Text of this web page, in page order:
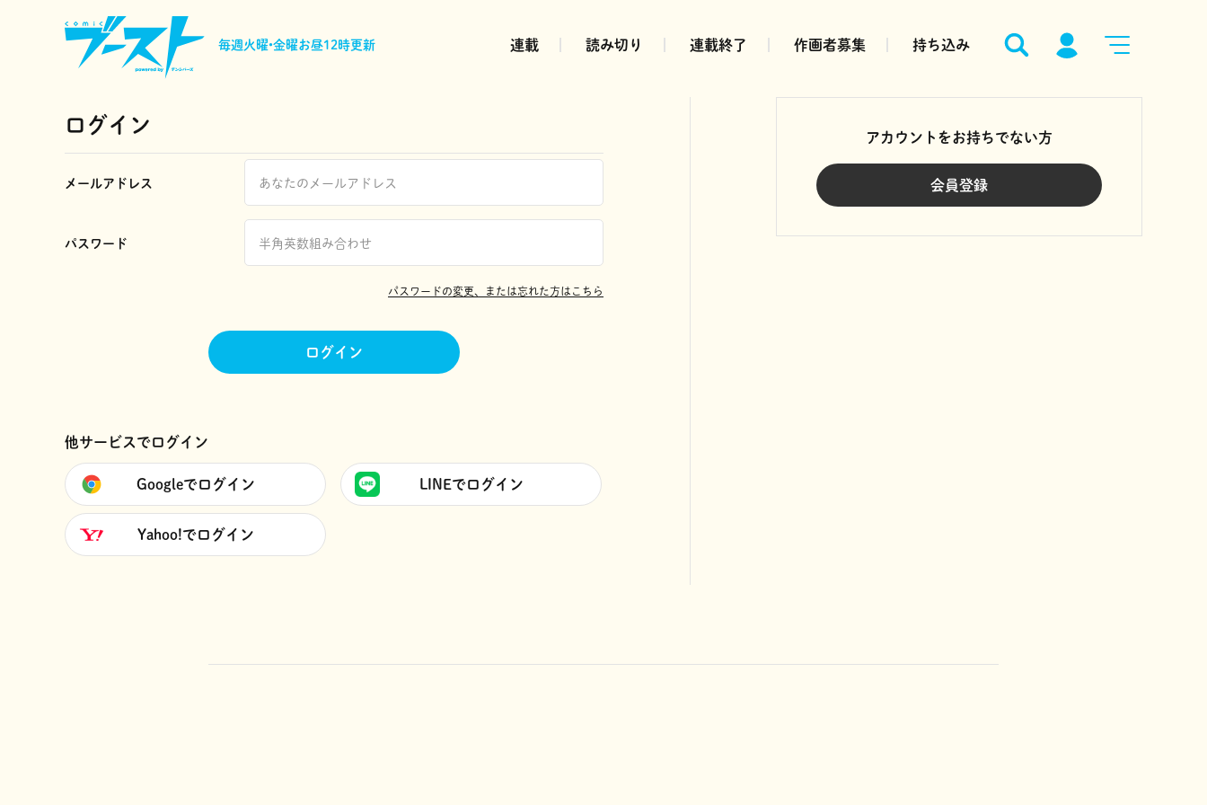
毎週火曜•金曜お昼12時更新 連載 読み切り 連載終了 作画者募集 持ち込み
ログイン
メールアドレス
パスワード
パスワードの変更、または忘れた方はこちら
ログイン
他サービスでログイン
Googleでログイン LINEでログイン
Yahoo!でログイン
アカウントをお持ちでない方
会員登録